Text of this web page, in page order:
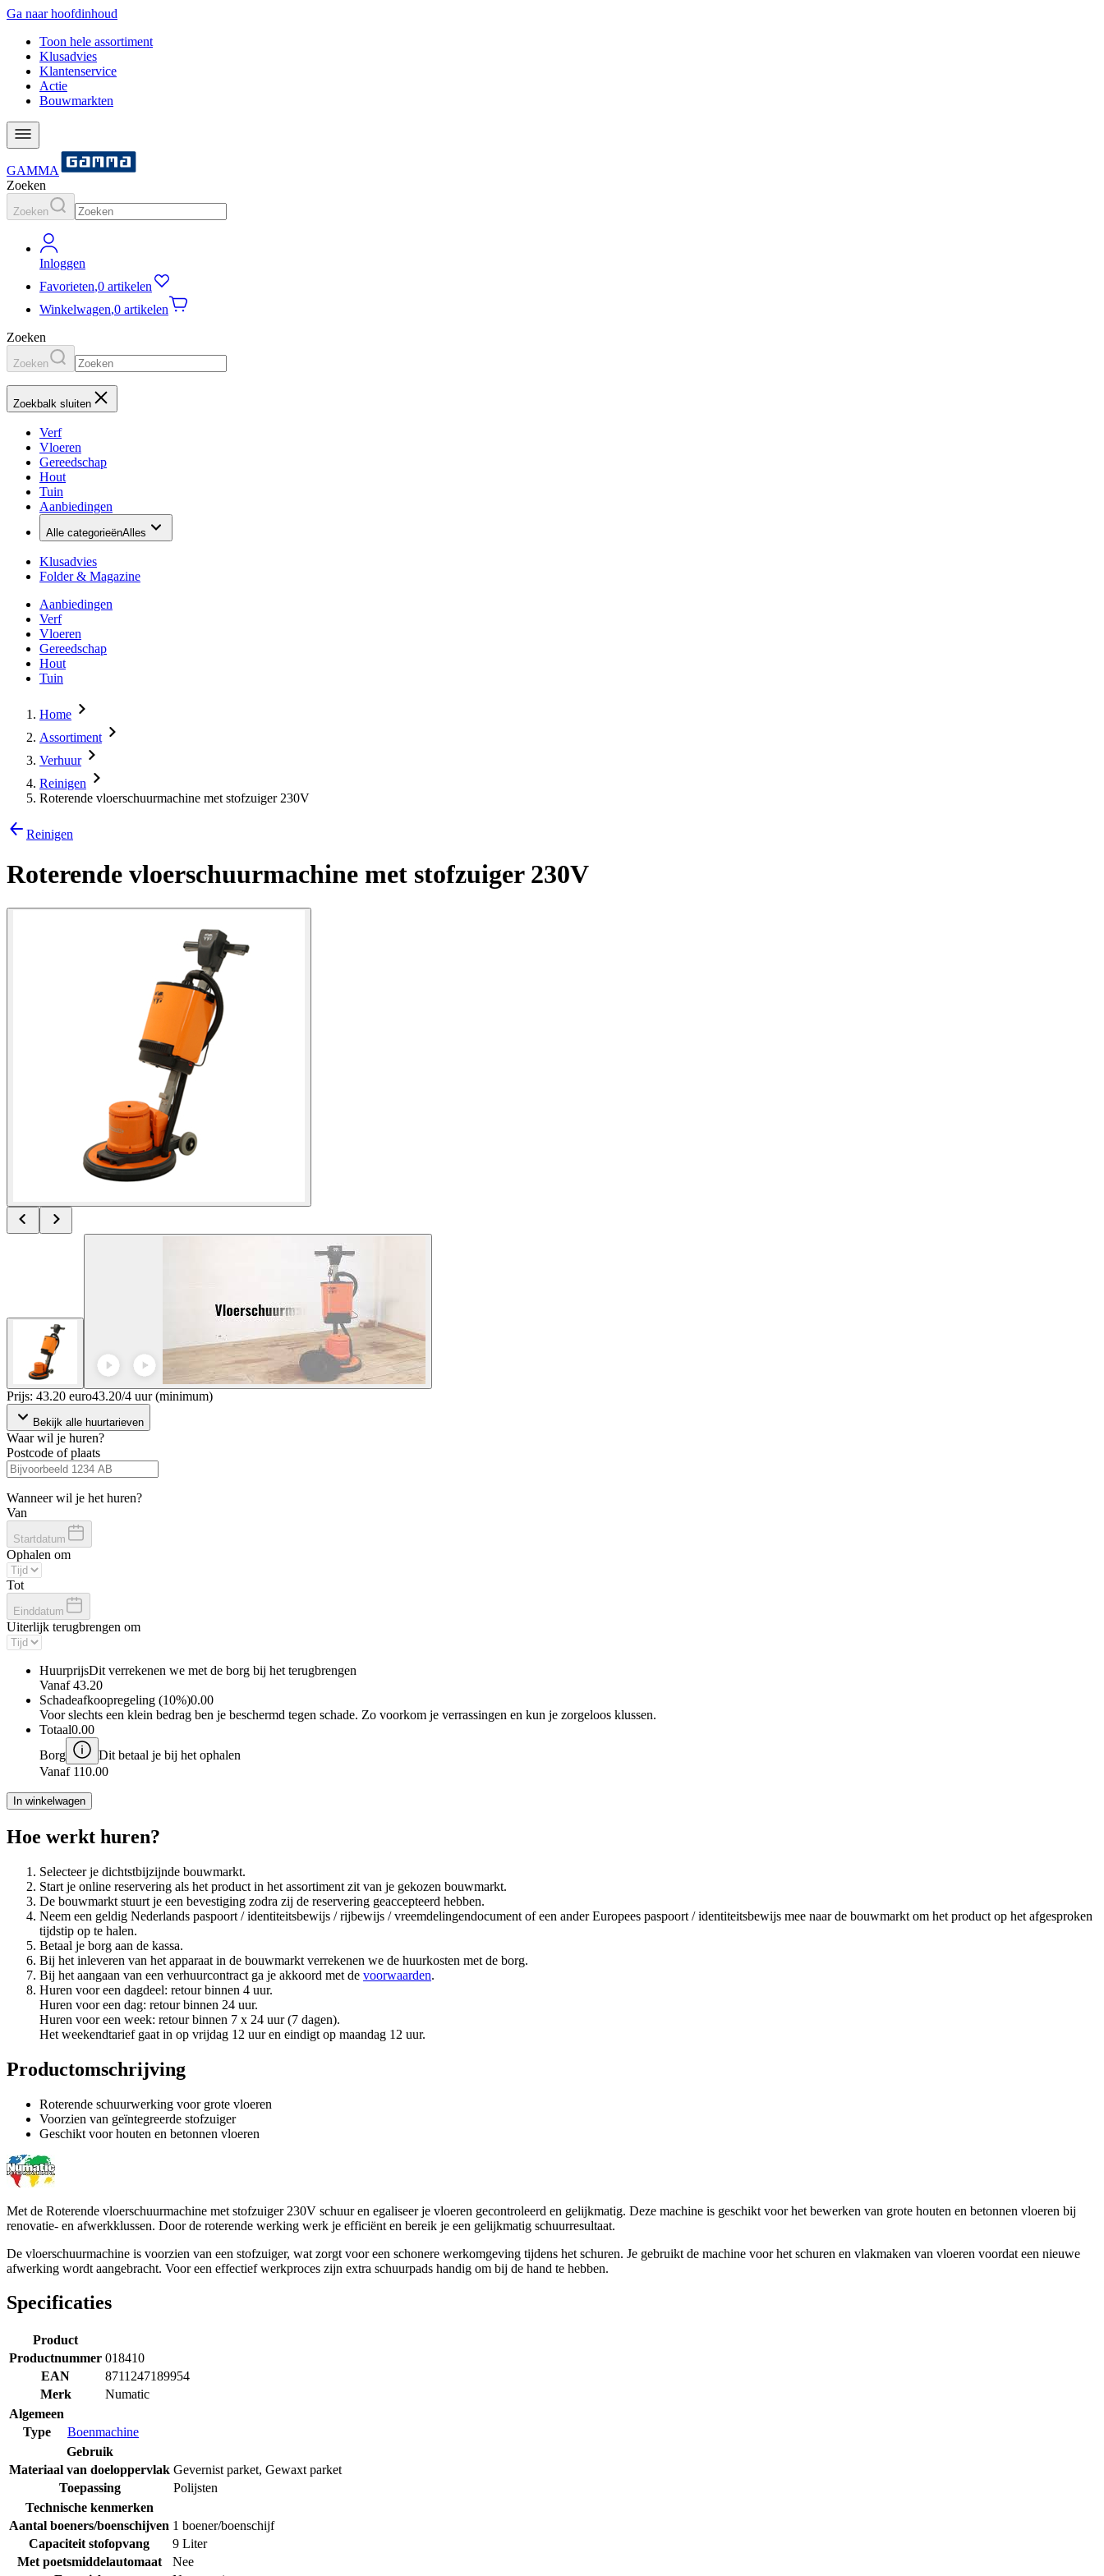
Ga naar hoofdinhoud
Toon hele assortiment
Klusadvies
Klantenservice
Actie
Bouwmarkten
GAMMA
Zoeken
Zoeken
Inloggen
Favorieten,0 artikelen
Winkelwagen,0 artikelen
Zoeken
Zoeken
Zoekbalk sluiten
Verf
Vloeren
Gereedschap
Hout
Tuin
Aanbiedingen
Alle categorieënAlles
Klusadvies
Folder & Magazine
Aanbiedingen
Verf
Vloeren
Gereedschap
Hout
Tuin
Home
Assortiment
Verhuur
Reinigen
Roterende vloerschuurmachine met stofzuiger 230V
Reinigen
Roterende vloerschuurmachine met stofzuiger 230V
Prijs: 43.20 euro43.20/4 uur (minimum)
Bekijk alle huurtarieven
Waar wil je huren?
Postcode of plaats
Wanneer wil je het huren?
Van
Startdatum
Ophalen om
Tot
Einddatum
Uiterlijk terugbrengen om
HuurprijsDit verrekenen we met de borg bij het terugbrengen
Vanaf 43.20
Schadeafkoopregeling (10%)0.00
Voor slechts een klein bedrag ben je beschermd tegen schade. Zo voorkom je verrassingen en kun je zorgeloos klussen.
Totaal0.00
Borg
Dit betaal je bij het ophalen
Vanaf 110.00
In winkelwagen
Hoe werkt huren?
Selecteer je dichtstbijzijnde bouwmarkt.
Start je online reservering als het product in het assortiment zit van je gekozen bouwmarkt.
De bouwmarkt stuurt je een bevestiging zodra zij de reservering geaccepteerd hebben.
Neem een geldig Nederlands paspoort / identiteitsbewijs / rijbewijs / vreemdelingendocument of een ander Europees paspoort / identiteitsbewijs mee naar de bouwmarkt om het product op het afgesproken
tijdstip op te halen.
Betaal je borg aan de kassa.
Bij het inleveren van het apparaat in de bouwmarkt verrekenen we de huurkosten met de borg.
Bij het aangaan van een verhuurcontract ga je akkoord met de voorwaarden.
Huren voor een dagdeel: retour binnen 4 uur.
Huren voor een dag: retour binnen 24 uur.
Huren voor een week: retour binnen 7 x 24 uur (7 dagen).
Het weekendtarief gaat in op vrijdag 12 uur en eindigt op maandag 12 uur.
Productomschrijving
Roterende schuurwerking voor grote vloeren
Voorzien van geïntegreerde stofzuiger
Geschikt voor houten en betonnen vloeren
Met de Roterende vloerschuurmachine met stofzuiger 230V schuur en egaliseer je vloeren gecontroleerd en gelijkmatig. Deze machine is geschikt voor het bewerken van grote houten en betonnen vloeren bij
renovatie- en afwerkklussen. Door de roterende werking werk je efficiënt en bereik je een gelijkmatig schuurresultaat.
De vloerschuurmachine is voorzien van een stofzuiger, wat zorgt voor een schonere werkomgeving tijdens het schuren. Je gebruikt de machine voor het schuren en vlakmaken van vloeren voordat een nieuwe
afwerking wordt aangebracht. Voor een effectief werkproces zijn extra schuurpads handig om bij de hand te hebben.
Specificaties
Product
Productnummer 018410
EAN
8711247189954
Merk
Numatic
Algemeen
Type
Boenmachine
Gebruik
Materiaal van doeloppervlak Gevernist parket, Gewaxt parket
Toepassing
Polijsten
Technische kenmerken
Aantal boeners/boenschijven 1 boener/boenschijf
Capaciteit stofopvang
9 Liter
Met poetsmiddelautomaat
Nee